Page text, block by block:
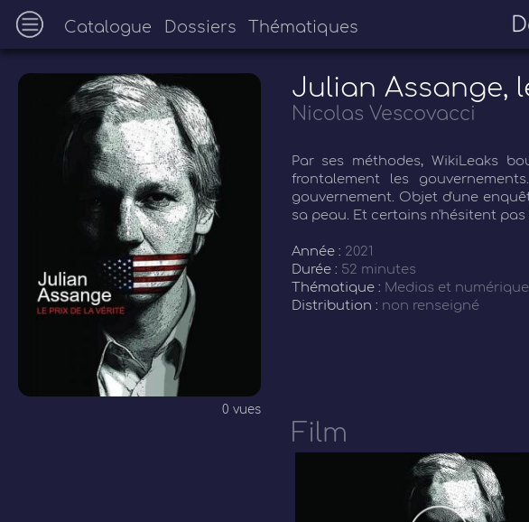
Catalogue Dossiers Thématiques
0 vues
Julian Assange,
Nicolas Vescovacci
Par ses méthodes, WikiLeaks
frontalement les
gouvernement. Objet d'une
sa peau. Et certains n'hésitent
Année : 2021
Durée : 52 minutes
Thématique : Medias et numérique
Distribution : non renseigné
Film